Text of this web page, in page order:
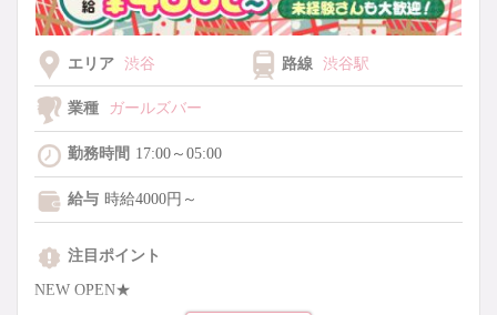
エリア 渋谷 路線 渋谷駅
業種 ガールズバー
勤務時間 17:00～05:00
給与 時給4000円～
注目ポイント
NEW OPEN★